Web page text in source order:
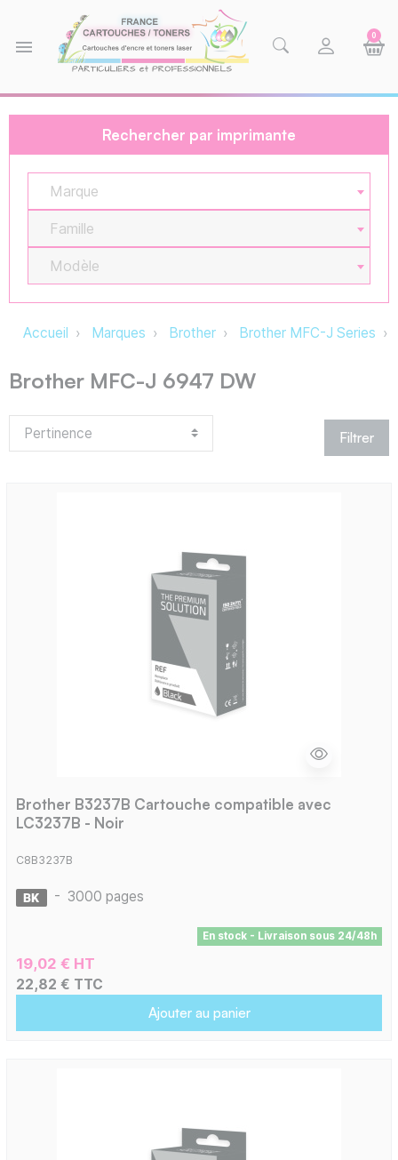
menu
0
Rechercher par imprimante
Marque
Famille
Modèle
Accueil Marques Brother Brother MFC-J Series
Brother MFC-J 6947 DW
Filtrer
Brother B3237B Cartouche compatible avec
LC3237B - Noir
C8B3237B
- 3000 pages
En stock - Livraison sous 24/48h
19,02 € HT
22,82 € TTC
Ajouter au panier